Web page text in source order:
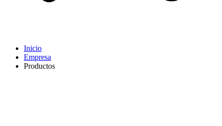
Inicio
Empresa
Productos